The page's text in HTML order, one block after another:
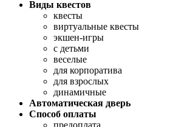
Виды квестов
квесты
виртуальные квесты
экшен-игры
с детьми
веселые
для корпоратива
для взрослых
динамичные
Автоматическая дверь
Способ оплаты